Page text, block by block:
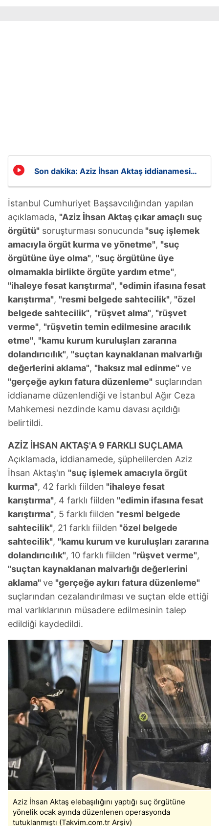
Son dakika: Aziz İhsan Aktaş iddianamesi
İstanbul Cumhuriyet Başsavcılığından yapılan
açıklamada, "Aziz İhsan Aktaş çıkar amaçlı suç
örgütü" soruşturması sonucunda "suç işlemek
amacıyla örgüt kurma ve yönetme", "suç
örgütüne üye olma", "suç örgütüne üye
olmamakla birlikte örgüte yardım etme",
"ihaleye fesat karıştırma", "edimin ifasına fesat
karıştırma", "resmi belgede sahtecilik", "özel
belgede sahtecilik", "rüşvet alma", "rüşvet
verme", "rüşvetin temin edilmesine aracılık
etme", "kamu kurum kuruluşları zararına
dolandırıcılık", "suçtan kaynaklanan malvarlığı
değerlerini aklama", "haksız mal edinme"ve
"gerçeğe aykırı fatura düzenleme" suçlarından
iddianame düzenlendiği ve İstanbul Ağır Ceza
Mahkemesi nezdinde kamu davası açıldığı
belirtildi.
AZİZ İHSAN AKTAŞ'A 9 FARKLI SUÇLAMA
Açıklamada, iddianamede, şüphelilerden Aziz
İhsan Aktaş'ın "suç işlemek amacıyla örgüt
kurma", 42 farklı fiilden "ihaleye fesat
karıştırma", 4 farklı fiilden "edimin ifasına fesat
karıştırma", 5 farklı fiilden "resmi belgede
sahtecilik", 21 farklı fiilden "özel belgede
sahtecilik", "kamu kurum ve kuruluşları zararına
dolandırıcılık", 10 farklı fiilden "rüşvet verme",
"suçtan kaynaklanan malvarlığı değerlerini
aklama"ve "gerçeğe aykırı fatura düzenleme"
suçlarından cezalandırılması ve suçtan elde ettiği
mal varlıklarının müsadere edilmesinin talep
edildiği kaydedildi.
Aziz İhsan Aktaş elebaşılığını yaptığı suç örgütüne
yönelik ocak ayında düzenlenen operasyonda
tutuklanmıştı (Takvim.com.tr Arşiv)